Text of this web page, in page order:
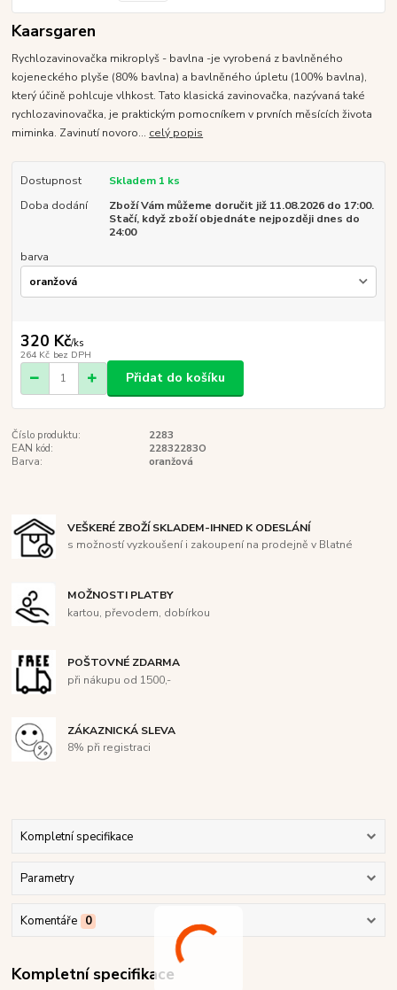
Kaarsgaren
Rychlozavinovačka mikroplyš - bavlna -je vyrobená z bavlněného
kojeneckého plyše (80% bavlna) a bavlněného úpletu (100% bavlna),
který účině pohlcuje vlhkost. Tato klasická zavinovačka, nazývaná také
rychlozavinovačka, je praktickým pomocníkem v prvních měsících života
miminka. Zavinutí novoro... celý popis
Dostupnost
Skladem 1 ks
Doba dodání
Zboží Vám můžeme doručit již 11.08.2026 do 17:00.
Stačí, když zboží objednáte nejpozději dnes do
24:00
barva
320 Kč/ks
264 Kč bez DPH
Přidat do košíku
Číslo produktu:
2283
EAN kód:
22832283O
Barva:
oranžová
VEŠKERÉ ZBOŽÍ SKLADEM-IHNED K ODESLÁNÍ
s možností vyzkoušení i zakoupení na prodejně v Blatné
MOŽNOSTI PLATBY
kartou, převodem, dobírkou
POŠTOVNÉ ZDARMA
při nákupu od 1500,-
ZÁKAZNICKÁ SLEVA
8% při registraci
Kompletní specifikace
Parametry
Komentáře 0
Kompletní specifikace